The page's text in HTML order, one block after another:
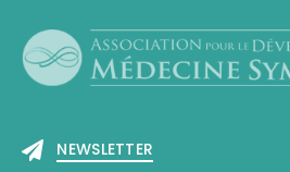
NEWSLETTER